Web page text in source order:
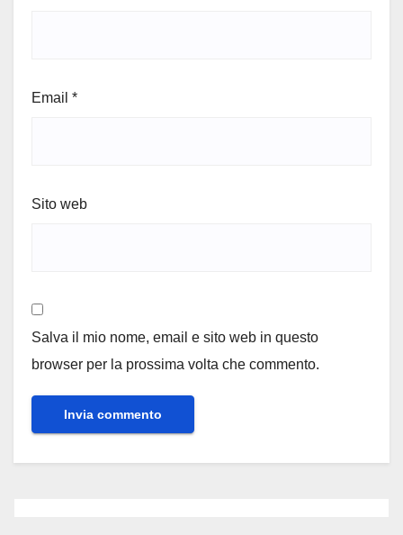
Email *
Sito web
Salva il mio nome, email e sito web in questo
browser per la prossima volta che commento.